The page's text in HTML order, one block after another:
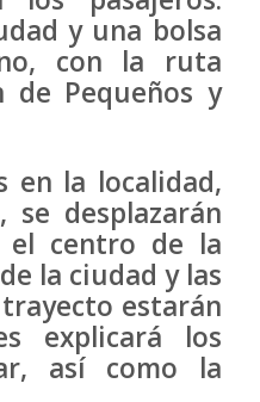
y una bolsa
con la ruta
de Pequeños y
en la localidad,
desplazarán
el centro de la
la ciudad y las
estarán
explicará los
así como la